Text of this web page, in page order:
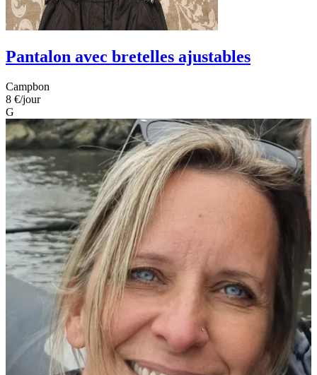
Pantalon avec bretelles ajustables
Campbon
8 €/jour
G